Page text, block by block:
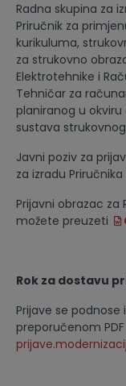
Radna skupina za
Priručnik za
kurikuluma,
za strukovno
Elektrotehnike i
Tehničar za
planiranog u okviru
sustava
Javni poziv za
za izradu
Prijavni obrazac za
možete preuzeti
Rok za dostavu
Prijave se
preporučenom